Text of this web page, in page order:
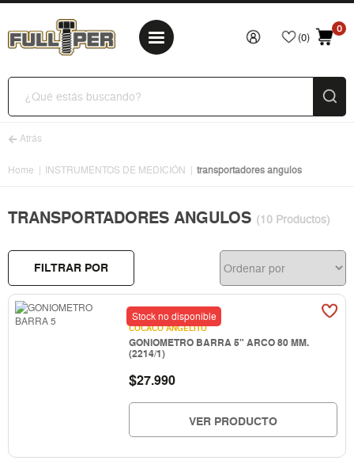
(0)
0
Atrás
Home INSTRUMENTOS DE MEDICIÓN transportadores angulos
TRANSPORTADORES ANGULOS (10 Productos)
FILTRAR POR
Stock no disponible
COCACO ANGELITO
GONIOMETRO BARRA 5" ARCO 80 MM.
(2214/1)
$27.990
VER PRODUCTO